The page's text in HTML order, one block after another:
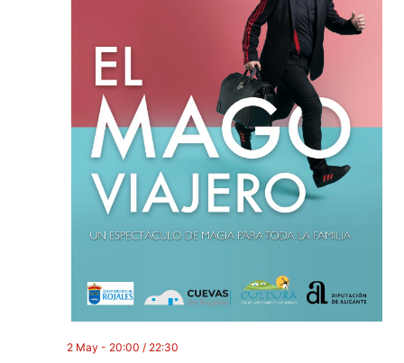
2 May - 20:00 / 22:30